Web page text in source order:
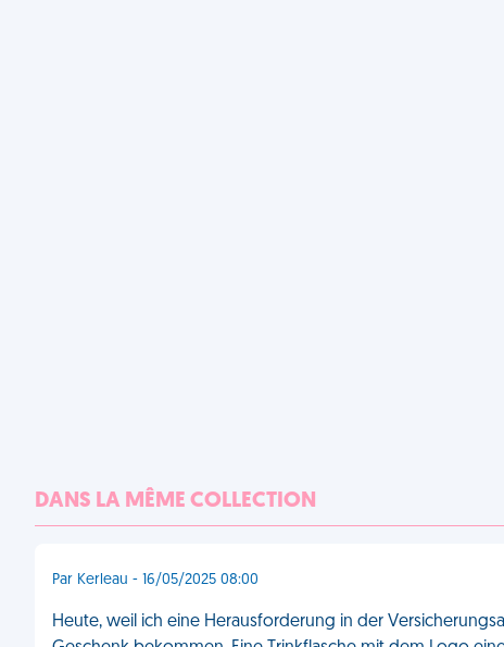
DANS LA MÊME COLLECTION
Par Kerleau - 16/05/2025 08:00
Heute, weil ich eine Herausforderung in der